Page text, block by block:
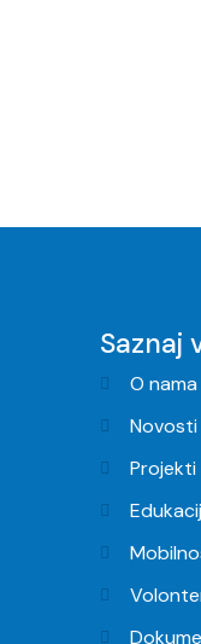
Saznaj
O nama
Novosti
Projekti